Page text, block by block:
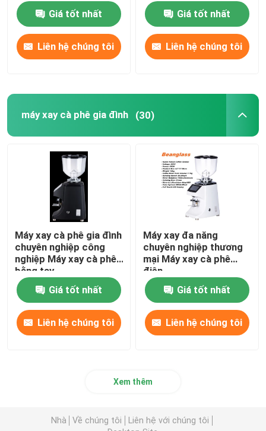
đầu
Giá tốt nhất
Liên hệ chúng tôi
Giá tốt nhất
Liên hệ chúng tôi
máy xay cà phê gia đình (30)
Máy xay cà phê gia đình
chuyên nghiệp công
nghiệp Máy xay cà phê
bằng tay
Giá tốt nhất
Liên hệ chúng tôi
Máy xay đa năng
chuyên nghiệp thương
mại Máy xay cà phê
điện
Giá tốt nhất
Liên hệ chúng tôi
Xem thêm
Nhà Về chúng tôi
Liên hệ với chúng tôi